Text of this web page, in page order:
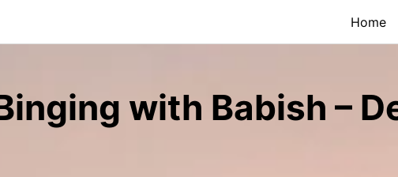
Home
with Babish –